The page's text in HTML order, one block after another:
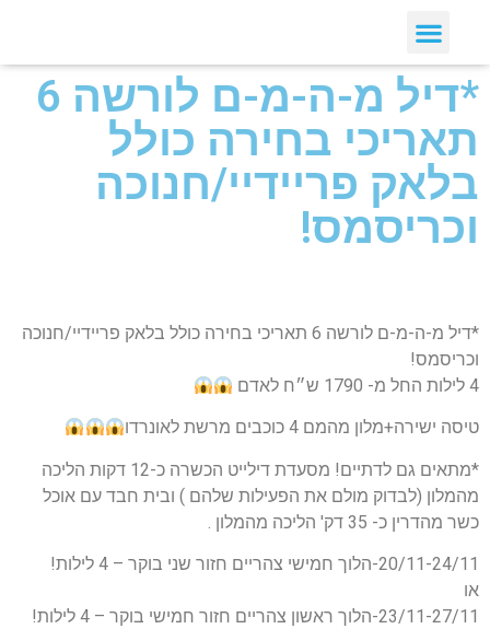
*דיל מ-ה-מ-ם לורשה 6
תאריכי בחירה כולל
בלאק פריידיי/חנוכה
וכריסמס!
*דיל מ-ה-מ-ם לורשה 6 תאריכי בחירה כולל בלאק פריידיי/חנוכה
וכריסמס!
4 לילות החל מ- 1790 ש״ח לאדם
טיסה ישירה+מלון מהמם 4 כוכבים מרשת לאונרדו
*מתאים גם לדתיים! מסעדת דילייט הכשרה כ-12 דקות הליכה
מהמלון (לבדוק מולם את הפעילות שלהם ) ובית חבד עם אוכל
כשר מהדרין כ- 35 דק' הליכה מהמלון .
20/11-24/11-הלוך חמישי צהריים חזור שני בוקר – 4 לילות!
או
23/11-27/11-הלוך ראשון צהריים חזור חמישי בוקר – 4 לילות!